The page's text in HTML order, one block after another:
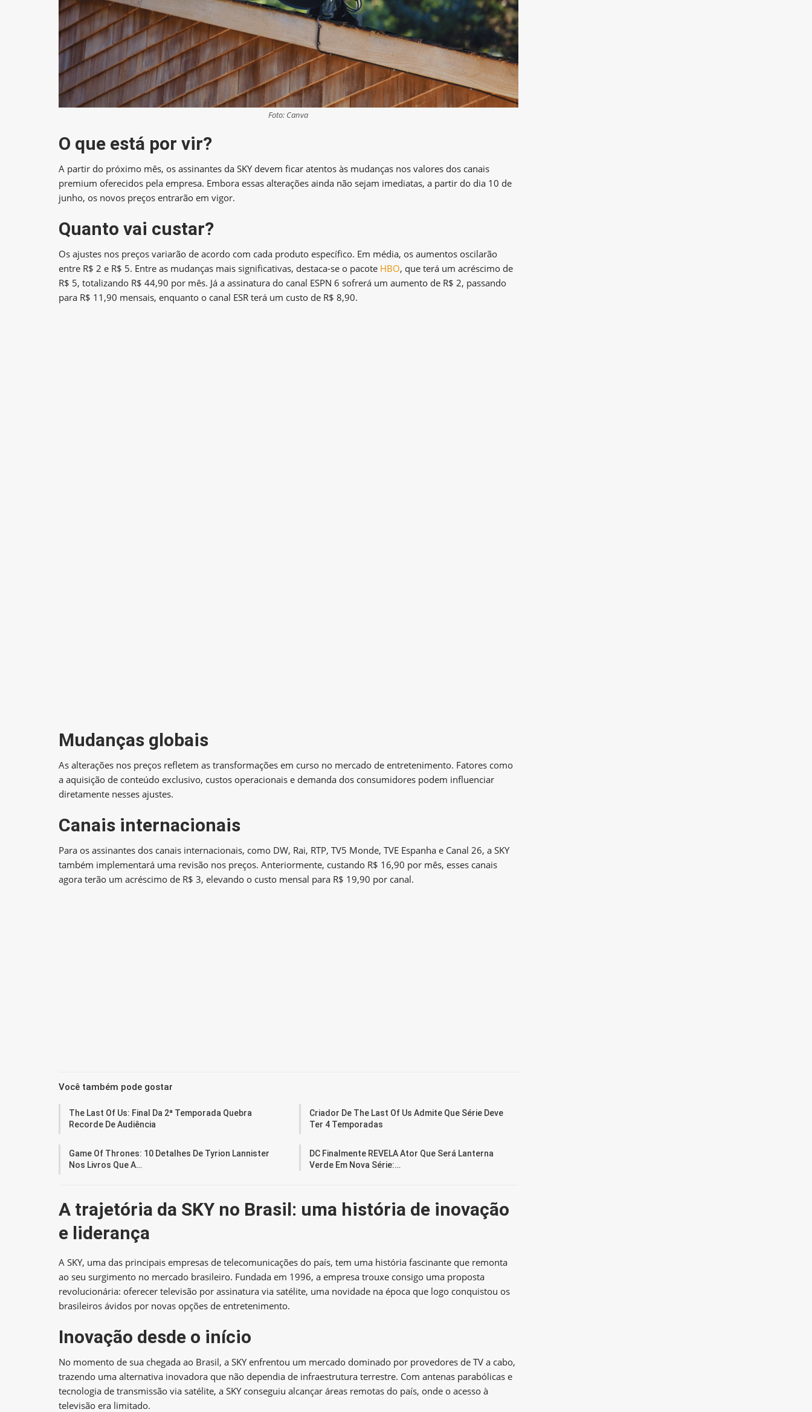
Foto: Canva
O que está por vir?
A partir do próximo mês, os assinantes da SKY devem ficar atentos às mudanças nos valores dos canais
premium oferecidos pela empresa. Embora essas alterações ainda não sejam imediatas, a partir do dia 10 de
junho, os novos preços entrarão em vigor.
Quanto vai custar?
Os ajustes nos preços variarão de acordo com cada produto específico. Em média, os aumentos oscilarão
entre R$ 2 e R$ 5. Entre as mudanças mais significativas, destaca-se o pacote HBO, que terá um acréscimo de
R$ 5, totalizando R$ 44,90 por mês. Já a assinatura do canal ESPN 6 sofrerá um aumento de R$ 2, passando
para R$ 11,90 mensais, enquanto o canal ESR terá um custo de R$ 8,90.
Mudanças globais
As alterações nos preços refletem as transformações em curso no mercado de entretenimento. Fatores como
a aquisição de conteúdo exclusivo, custos operacionais e demanda dos consumidores podem influenciar
diretamente nesses ajustes.
Canais internacionais
Para os assinantes dos canais internacionais, como DW, Rai, RTP, TV5 Monde, TVE Espanha e Canal 26, a SKY
também implementará uma revisão nos preços. Anteriormente, custando R$ 16,90 por mês, esses canais
agora terão um acréscimo de R$ 3, elevando o custo mensal para R$ 19,90 por canal.
Você também pode gostar
The Last Of Us: Final Da 2ª Temporada Quebra
Recorde De Audiência
Criador De The Last Of Us Admite Que Série Deve
Ter 4 Temporadas
Game Of Thrones: 10 Detalhes De Tyrion Lannister
Nos Livros Que A…
DC Finalmente REVELA Ator Que Será Lanterna
Verde Em Nova Série:…
A trajetória da SKY no Brasil: uma história de inovação
e liderança
A SKY, uma das principais empresas de telecomunicações do país, tem uma história fascinante que remonta
ao seu surgimento no mercado brasileiro. Fundada em 1996, a empresa trouxe consigo uma proposta
revolucionária: oferecer televisão por assinatura via satélite, uma novidade na época que logo conquistou os
brasileiros ávidos por novas opções de entretenimento.
Inovação desde o início
No momento de sua chegada ao Brasil, a SKY enfrentou um mercado dominado por provedores de TV a cabo,
trazendo uma alternativa inovadora que não dependia de infraestrutura terrestre. Com antenas parabólicas e
tecnologia de transmissão via satélite, a SKY conseguiu alcançar áreas remotas do país, onde o acesso à
televisão era limitado.